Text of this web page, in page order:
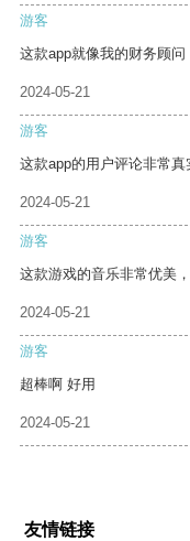
游客
这款app就像我的财务顾问
2024-05-21
游客
这款app的用户评论非常真
2024-05-21
游客
这款游戏的音乐非常优美
2024-05-21
游客
超棒啊 好用
2024-05-21
友情链接